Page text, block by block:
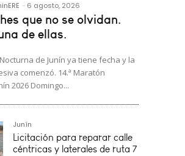
- 6 agosto, 2026
que no se olvidan.
de ellas.
de Junín ya tiene fecha y la
comenzó. 14.ª Maratón
2026 Domingo...
Junín
Licitación para reparar calle
céntricas y laterales de ruta 7